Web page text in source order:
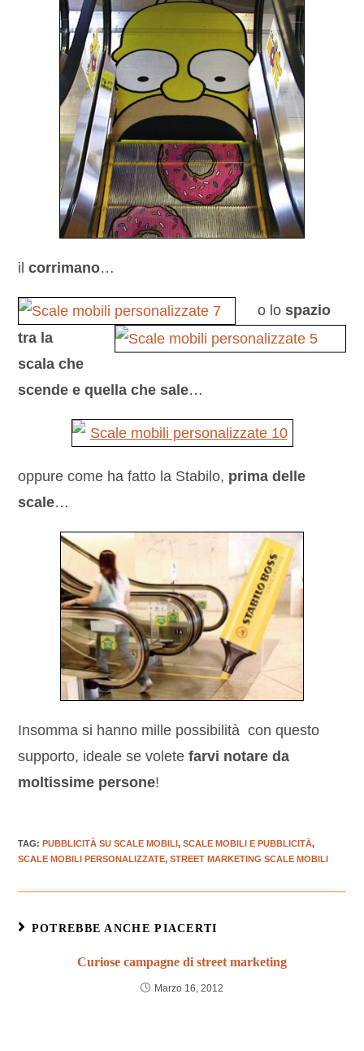
ilcorrimano…
o lospazio
tra la
scala che
scende e quella che sale…
oppure come ha fatto la Stabilo, prima delle
scale…
Insomma si hanno mille possibilità con questo
supporto, ideale se voletefarvi notare da
moltissime persone!
TAG:PUBBLICITÀ SU SCALE MOBILI, SCALE MOBILI E PUBBLICITÀ,
SCALE MOBILI PERSONALIZZATE, STREET MARKETING SCALE MOBILI
POTREBBE ANCHE PIACERTI
Curiose campagne di street marketing
Marzo 16, 2012